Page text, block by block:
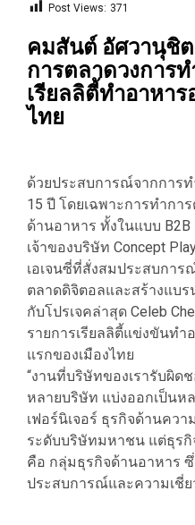
Post Views: 371
คมสันต์ อัศวานุชิ
การตลาดวงการ
เรียลลิตี้ทำอาหา
ไทย
ด้วยประสบการณ์จากการ
15 ปี โดยเฉพาะการทำก
ด้านอาหาร ทั้งในแบบ
เจ้าของบริษัท Concept
เอเจนซี่ที่สั่งสมประสบกา
ตลาดดิจิตอลและสร้างแบ
กับโปรเจคล่าสุด Celeb
รายการเรียลลิตี้แข่งขันท
แรกของเมืองไทย
“งานที่บริษัทของเรารับผิ
หลายบริษัท แบ่งออกเป็นห
เฟอร์นิเจอร์ ธุรกิจด้านคว
ระดับบริษัทมหาชน แต่ธุร
คือ กลุ่มธุรกิจด้านอาหาร
ประสบการณ์และความเชี่